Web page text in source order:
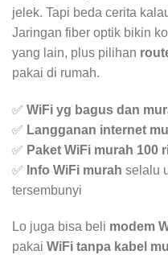
jelek. Tapi beda cerita
Jaringan fiber optik bikin
yang lain, plus pilihan
pakai di rumah.
✅ WiFi yg bagus dan
✅ Langganan internet
✅ Paket WiFi murah 100
✅ Info WiFi murah selalu
tersembunyi
Lo juga bisa beli modem
pakai WiFi tanpa kabel